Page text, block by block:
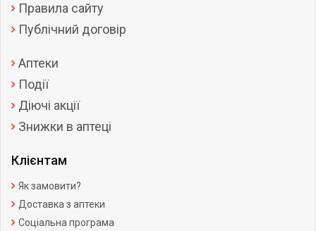
Правила сайту
Публічний договір
Аптеки
Події
Діючі акції
Знижки в аптеці
Клієнтам
Як замовити?
Доставка з аптеки
Соціальна програма